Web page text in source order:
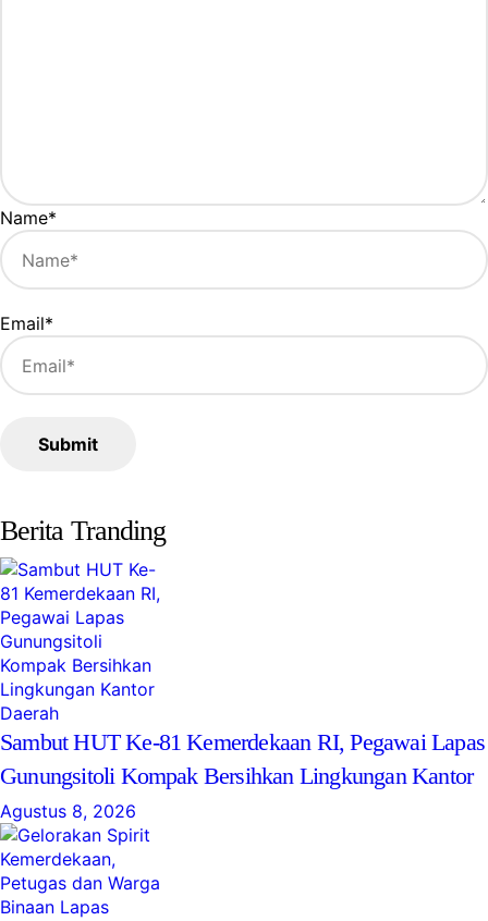
Name*
Email*
Berita Tranding
Daerah
Sambut HUT Ke-81 Kemerdekaan RI, Pegawai Lapas
Gunungsitoli Kompak Bersihkan Lingkungan Kantor
Agustus 8, 2026